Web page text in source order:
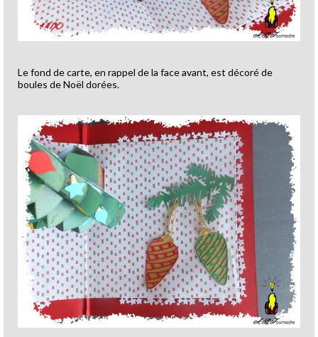
Le fond de carte, en rappel de la face avant, est décoré de
boules de Noël dorées.